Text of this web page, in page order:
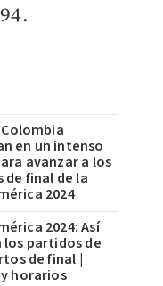
en un intenso
avanzar a los
de final de la
2024
2024: Así
los partidos de
de final |
horarios